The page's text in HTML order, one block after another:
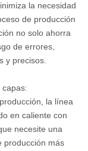
la necesidad
de producción
no solo ahorra
de errores,
y precisos.
capas:
la línea
en caliente con
necesite una
producción más